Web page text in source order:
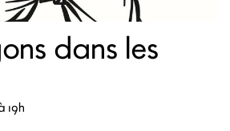
dans les
19h